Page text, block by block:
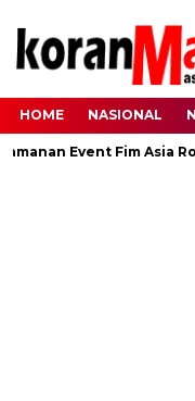
HOME NASIONAL
Event Fim Asia Road